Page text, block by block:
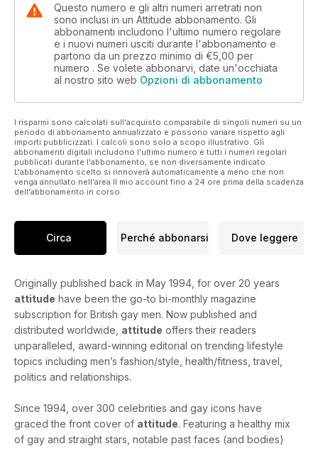
Questo numero e gli altri numeri arretrati non
sono inclusi in un Attitude abbonamento. Gli
abbonamenti includono l'ultimo numero regolare
e i nuovi numeri usciti durante l'abbonamento e
partono da un prezzo minimo di €5,00 per
numero . Se volete abbonarvi, date un'occhiata
al nostro sito web Opzioni di abbonamento
I risparmi sono calcolati sull'acquisto comparabile di singoli numeri su un
periodo di abbonamento annualizzato e possono variare rispetto agli
importi pubblicizzati. I calcoli sono solo a scopo illustrativo. Gli
abbonamenti digitali includono l'ultimo numero e tutti i numeri regolari
pubblicati durante l'abbonamento, se non diversamente indicato.
L'abbonamento scelto si rinnoverà automaticamente a meno che non
venga annullato nell'area Il mio account fino a 24 ore prima della scadenza
dell'abbonamento in corso.
Circa Perché abbonarsi Dove leggere
Originally published back in May 1994, for over 20 years
attitude have been the go-to bi-monthly magazine
subscription for British gay men. Now published and
distributed worldwide, attitude offers their readers
unparalleled, award-winning editorial on trending lifestyle
topics including men’s fashion/style, health/fitness, travel,
politics and relationships.
Since 1994, over 300 celebrities and gay icons have
graced the front cover of attitude. Featuring a healthy mix
of gay and straight stars, notable past faces (and bodies)